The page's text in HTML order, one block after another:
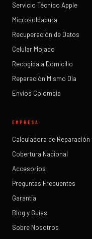
Servicio Técnico Apple
Microsoldadura
Recuperación de Datos
Celular Mojado
Recogida a Domicilio
Reparación Mismo Día
Envíos Colombia
EMPRESA
Calculadora de Reparación
Cobertura Nacional
Accesorios
Preguntas Frecuentes
Garantía
Blog y Guías
Sobre Nosotros